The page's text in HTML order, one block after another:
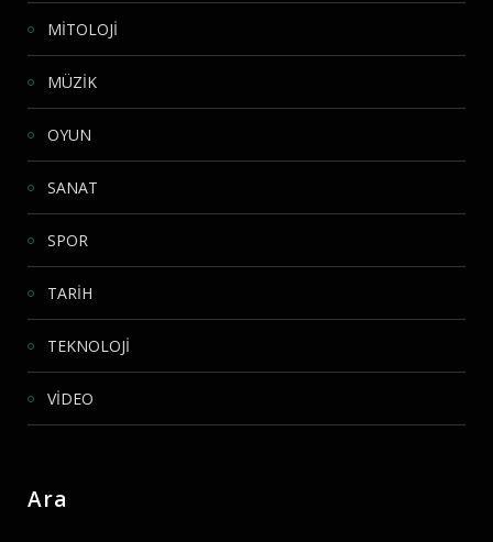
MİTOLOJİ
MÜZİK
OYUN
SANAT
SPOR
TARİH
TEKNOLOJİ
VİDEO
Ara